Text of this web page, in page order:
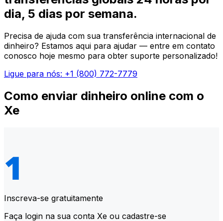
dia, 5 dias por semana.
Precisa de ajuda com sua transferência internacional de
dinheiro? Estamos aqui para ajudar — entre em contato
conosco hoje mesmo para obter suporte personalizado!
Ligue para nós: +1 (800) 772-7779
Como enviar dinheiro online com o
Xe
Inscreva-se gratuitamente
Faça login na sua conta Xe ou cadastre-se